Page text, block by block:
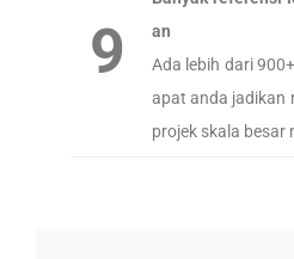
9
an
Ada lebih dari
apat anda jadikan
projek skala besar